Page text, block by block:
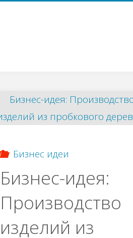
Бизнес идеи
Бизнес-идея:
Производство
изделий из